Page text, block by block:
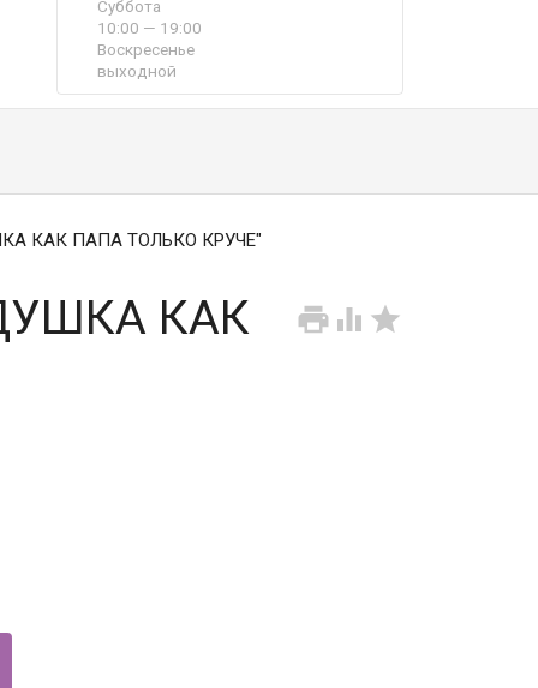
Суббота
10:00 — 19:00
Воскресенье
выходной
КАК ПАПА ТОЛЬКО КРУЧЕ"
  
КАК